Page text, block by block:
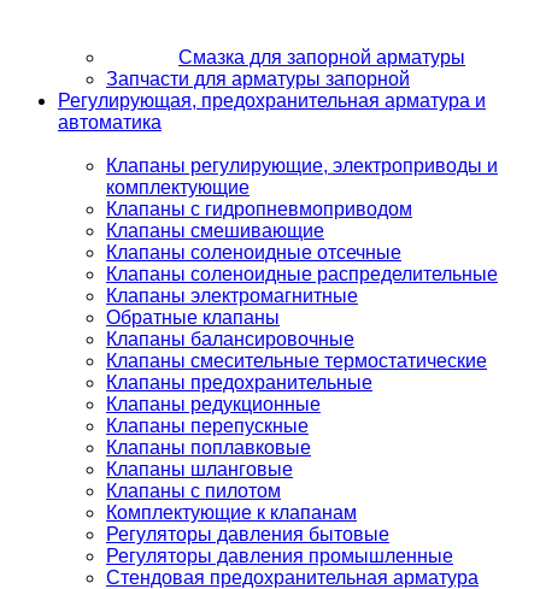
Смазка для запорной арматуры
Запчасти для арматуры запорной
Регулирующая, предохранительная арматура и
автоматика
Клапаны регулирующие, электроприводы и
комплектующие
Клапаны с гидропневмоприводом
Клапаны смешивающие
Клапаны соленоидные отсечные
Клапаны соленоидные распределительные
Клапаны электромагнитные
Обратные клапаны
Клапаны балансировочные
Клапаны смесительные термостатические
Клапаны предохранительные
Клапаны редукционные
Клапаны перепускные
Клапаны поплавковые
Клапаны шланговые
Клапаны с пилотом
Комплектующие к клапанам
Регуляторы давления бытовые
Регуляторы давления промышленные
Стендовая предохранительная арматура